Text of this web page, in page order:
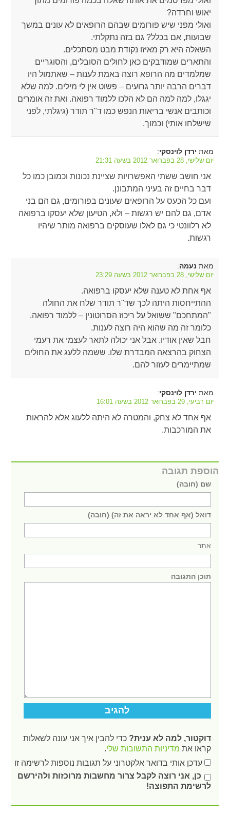
יאוש וחרדה?
ואולי מפני שיש פורומים שבהם הרופאים לא עונים במשך
שבועות, אם בכלל? גם בזה נתקלתי.
השאלה היא רק מאיזו נקודת מבט מסתכלים.
והתארים שמודבקים כאן לחולים הסובלים, והסוגריים
שמלמדים מה הרופא רוצה באמת לענות – שאתמול היו
דברים הרבה יותר גרועים – פשוט אין לי מילים. למה שלא
יגגלו, למה למה הם לא הלכו ללמוד רפואה. ואת זה אומרים
וכותבים אנשי בריאות הנפש כמו ד"ר תודר (גיגלתי, לפני
שישלחו אותי) וכמוך.
מאת ירדן לוינסקי:
יום שלישי, 28 בפברואר 2012 בשעה 21:31
אני חושב ששתי האפשרויות שציינת נכונות וכמובן כמו כל
דבר בחיים זה בעיני המתבונן.
ועם כל הכעס על הרופאים שעונים בפורומים, גם הם בני
אדם, גם להם יש רגשות – ולא, הטיעון שלא יעסקו ברפואה
לא רלוונטי כי גם לאלו שעוסקים ברפואה מותר שיהיו
רגשות.
מאת נעמה:
יום שלישי, 28 בפברואר 2012 בשעה 23:29
אף אחת לא טענה שלא יעסקו ברפואה.
ההתייחסות היתה לכך שד"ר תודר שלח את החולה
"המתחכם" ששואל על ריכוז הסרוטונין – ללמוד רפואה.
כלומר זה מה שהוא היה רוצה לענות.
חבל שאין אודיו. אבל אני יכולה לתאר לעצמי את רעמי
הצחוק בהרצאה המבדרת שלו. ששמה ללעג את החולים
שמתיימרים לעזור להם.
מאת ירדן לוינסקי:
יום רביעי, 29 בפברואר 2012 בשעה 16:01
אף אחד לא צחק, והמטרה לא היתה ללעוג אלא להראות
את המורכבות.
הוספת תגובה
שם (חובה)
דואל (אף אחד לא יראה את זה) (חובה)
אתר
תוכן התגובה
דוקטור, למה לא ענית? כדי להבין איך אני עונה לשאלות
קראו את מדיניות התשובות שלי.
עדכן אותי בדואר אלקטרוני על תגובות נוספות לרשימה זו
כן, אני רוצה לקבל צרור מחשבות מרוכזות ולהירשם
לרשימת התפוצה!